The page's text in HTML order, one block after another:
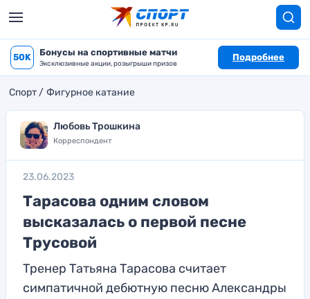
50K Бонусы на спортивные матчи
Эксклюзивные акции, розыгрыши призов
Подробнее
Спорт Фигурное катание
Любовь Трошкина
Корреспондент
23.06.2023
Тарасова одним словом
высказалась о первой песне
Трусовой
Тренер Татьяна Тарасова считает
симпатичной дебютную песню Александры